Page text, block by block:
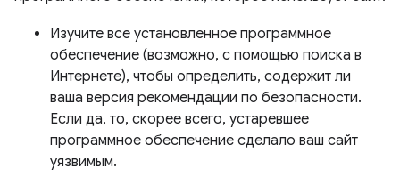
Изучите все установленное программное
обеспечение (возможно, с помощью поиска в
Интернете), чтобы определить, содержит ли
ваша версия рекомендации по безопасности.
Если да, то, скорее всего, устаревшее
программное обеспечение сделало ваш сайт
уязвимым.